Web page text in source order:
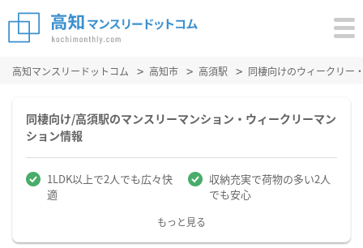
高知マンスリードットコム 高知市 高須駅 同棲向けのウィークリー
同棲向け/高須駅のマンスリーマンション・ウィークリーマン
ション情報
1LDK以上で2人でも広々快
適
収納充実で荷物の多い2人
でも安心
もっと見る